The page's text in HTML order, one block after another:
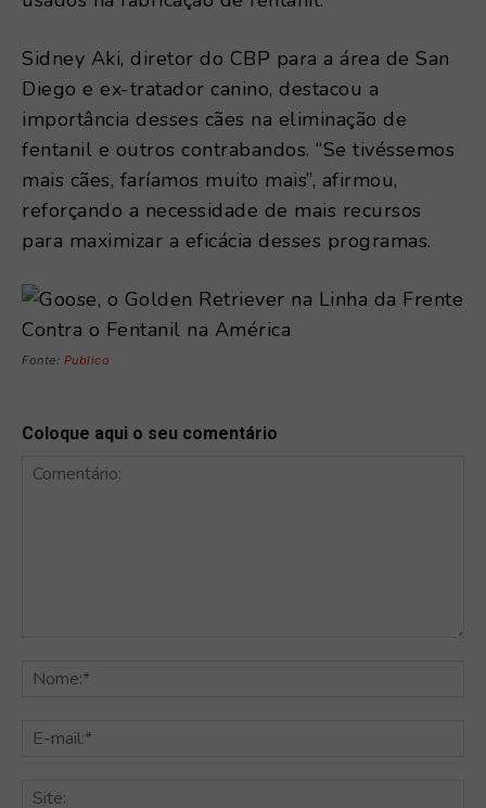
Sidney Aki, diretor do CBP para a área de San
Diego e ex-tratador canino, destacou a
importância desses cães na eliminação de
fentanil e outros contrabandos. “Se tivéssemos
mais cães, faríamos muito mais”, afirmou,
reforçando a necessidade de mais recursos
para maximizar a eficácia desses programas.
Fonte: Publico
Coloque aqui o seu comentário